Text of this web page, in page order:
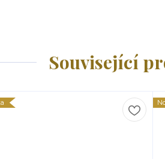
Související